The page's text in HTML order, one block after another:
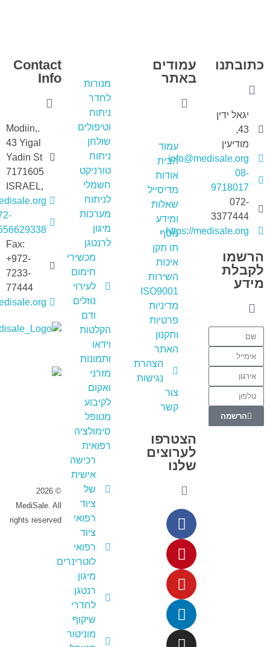
כתובתנו
יגאל ידין
43,
מודיעין
info@medisale.org
08-
9718017
072-
3377444
https://medisale.org
הרשמו
לקבלת
מידע
הרשמה
עמודים
באתר
עמוד
הבית
אודות
מדיסייל
שאלות
ומידע
נוסף
תו תקן
איכות
השירות
ISO9001
מדיניות
פרטיות
ותקנון
האתר
הצהרת
נגישות
צור
קשר
הצטרפו
לערוצים
שלנו
מנורות
לחדר
ניתוח
וטיפולים
שולחן
ניתוח
טורניקט
חשמלי
לניתוח
מערכות
מיגון
לרנטגן
מכשירי
חימום
לעירוי
נוזלים
ודם
הקלטות
וידאו
ותמונות
מזרני
ואקום
לקיבוע
מטופל
סימולציה
רפואית
רכישה
אישית
של
ציוד
רפואי
ציוד
רפואי
לוטרינרים
מיגון
רנטגן
לחדרי
שיקוף
מוניטור
Contact
Info
.Modiin,
43 Yigal
Yadin St
7171605
,ISRAEL
Fax:
+972-
7233-
77444
© 2026
MediSale. All
rights reserved